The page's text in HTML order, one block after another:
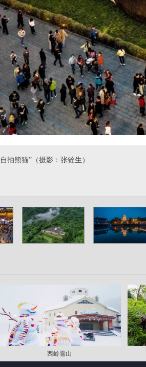
拍熊猫”（摄影：张铨生）
西岭雪山